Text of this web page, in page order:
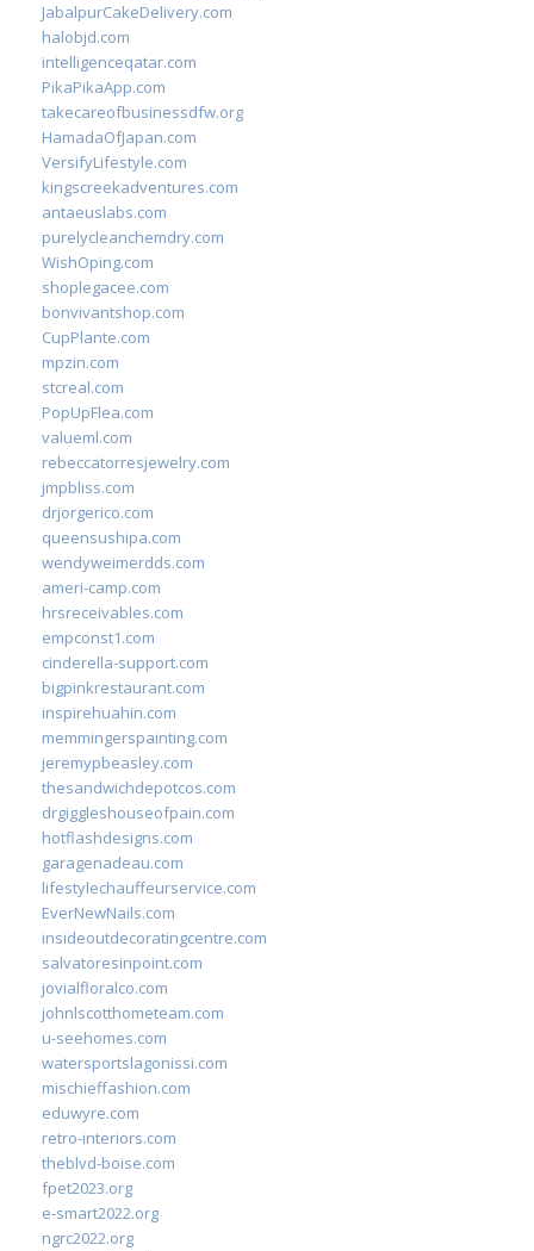
JabalpurCakeDelivery.com
halobjd.com
intelligenceqatar.com
PikaPikaApp.com
takecareofbusinessdfw.org
HamadaOfJapan.com
VersifyLifestyle.com
kingscreekadventures.com
antaeuslabs.com
purelycleanchemdry.com
WishOping.com
shoplegacee.com
bonvivantshop.com
CupPlante.com
mpzin.com
stcreal.com
PopUpFlea.com
valueml.com
rebeccatorresjewelry.com
jmpbliss.com
drjorgerico.com
queensushipa.com
wendyweimerdds.com
ameri-camp.com
hrsreceivables.com
empconst1.com
cinderella-support.com
bigpinkrestaurant.com
inspirehuahin.com
memmingerspainting.com
jeremypbeasley.com
thesandwichdepotcos.com
drgiggleshouseofpain.com
hotflashdesigns.com
garagenadeau.com
lifestylechauffeurservice.com
EverNewNails.com
insideoutdecoratingcentre.com
salvatoresinpoint.com
jovialfloralco.com
johnlscotthometeam.com
u-seehomes.com
watersportslagonissi.com
mischieffashion.com
eduwyre.com
retro-interiors.com
theblvd-boise.com
fpet2023.org
e-smart2022.org
ngrc2022.org